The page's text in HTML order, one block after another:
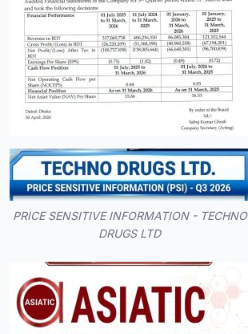
PRICE SENSITIVE INFORMATION - TECHNO
DRUGS LTD